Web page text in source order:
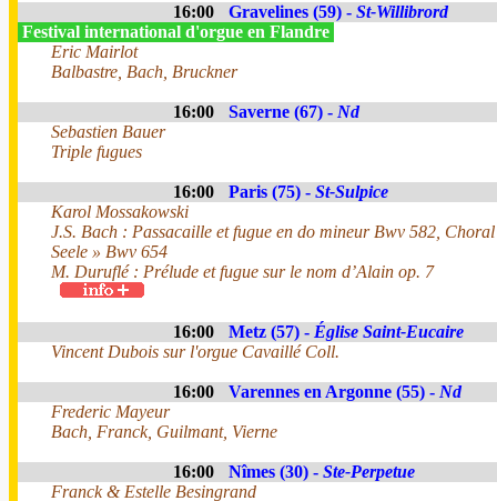
16:00 Gravelines (59) - St-Willibrord
Festival international d'orgue en Flandre
Eric Mairlot
Balbastre, Bach, Bruckner
16:00 Saverne (67) - Nd
Sebastien Bauer
Triple fugues
16:00 Paris (75) - St-Sulpice
Karol Mossakowski
J.S. Bach : Passacaille et fugue en do mineur Bwv 582,
Seele » Bwv 654
M. Duruflé : Prélude et fugue sur le nom d’Alain op. 7
16:00 Metz (57) - Église Saint-Eucaire
Vincent Dubois sur l'orgue Cavaillé Coll.
16:00 Varennes en Argonne (55) - Nd
Frederic Mayeur
Bach, Franck, Guilmant, Vierne
16:00 Nîmes (30) - Ste-Perpetue
Franck & Estelle Besingrand